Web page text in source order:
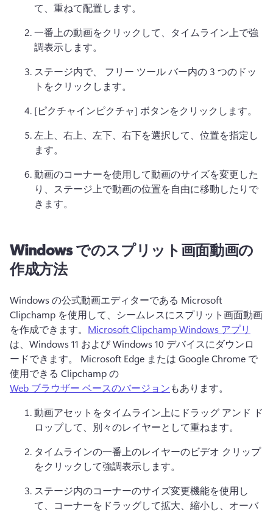
て、重ねて配置します。
一番上の動画をクリックして、タイムライン上で強
調表示します。
ステージ内で、 フリー ツール バー内の 3 つのドッ
トをクリックします。
[ピクチャインピクチャ] ボタンをクリックします。
左上、右上、左下、右下を選択して、位置を指定し
ます。
動画のコーナーを使用して動画のサイズを変更した
り、ステージ上で動画の位置を自由に移動したりで
きます。
Windows でのスプリット画面動画の
作成方法
Windows の公式動画エディターである Microsoft
Clipchamp を使用して、シームレスにスプリット画面動画
を作成できます。 Microsoft Clipchamp Windows アプリ
は、Windows 11 および Windows 10 デバイスにダウンロ
ードできます。 Microsoft Edge または Google Chrome で
使用できる Clipchamp の
Web ブラウザー ベースのバージョンもあります。
動画アセットをタイムライン上にドラッグ アンド ド
ロップして、別々のレイヤーとして重ねます。
タイムラインの一番上のレイヤーのビデオ クリップ
をクリックして強調表示します。
ステージ内のコーナーのサイズ変更機能を使用し
て、コーナーをドラッグして拡大、縮小し、オーバ